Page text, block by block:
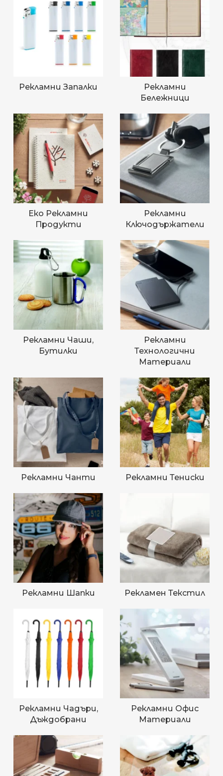
Рекламни Запалки
Рекламни
Бележници
Еко Рекламни
Продукти
Рекламни
Ключодържатели
Рекламни Чаши,
Бутилки
Рекламни
Технологични
Материали
Рекламни Чанти Рекламни Тениски
Рекламни Шапки Рекламен Текстил
Рекламни Чадъри,
Дъждобрани
Рекламни Офис
Материали